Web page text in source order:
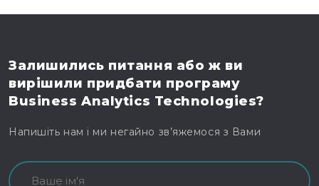
Залишились питання або ж ви
вирішили придбати програму
Business Analytics Technologies?
Напишіть нам і ми негайно зв’яжемося з Вами